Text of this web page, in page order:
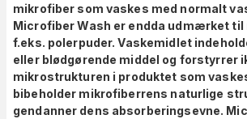
mikrofiber som vaskes med normalt
Microfiber Wash er endda udmærket til
f.eks. polerpuder. Vaskemidlet
eller blødgørende middel og forstyrrer
mikrostrukturen i produktet som
bibeholder mikrofiberrens naturlige
gendanner dens absorberingsevne.